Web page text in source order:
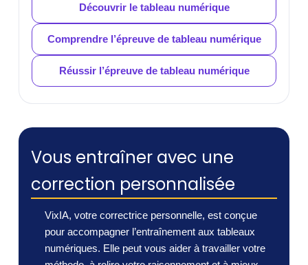
Découvrir le tableau numérique
Comprendre l’épreuve de tableau numérique
Réussir l’épreuve de tableau numérique
Vous entraîner avec une
correction personnalisée
VixIA, votre correctrice personnelle, est conçue
pour accompagner l’entraînement aux tableaux
numériques. Elle peut vous aider à travailler votre